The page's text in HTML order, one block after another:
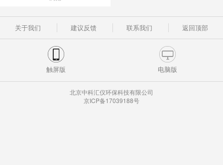
关于我们 建议反馈 联系我们 返回顶部
触屏版 电脑版
北京中科汇仪环保科技有限公司
京ICP备17039188号